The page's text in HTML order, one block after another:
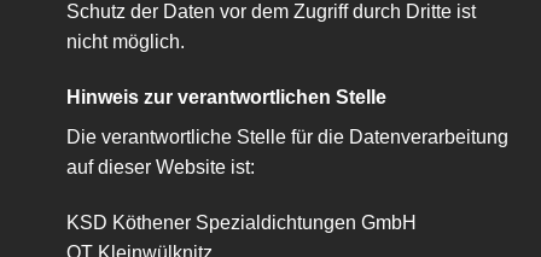
Schutz der Daten vor dem Zugriff durch Dritte ist
nicht möglich.
Hinweis zur verantwortlichen Stelle
Die verantwortliche Stelle für die Datenverarbeitung
auf dieser Website ist:
KSD Köthener Spezialdichtungen GmbH
OT Kleinwülknitz